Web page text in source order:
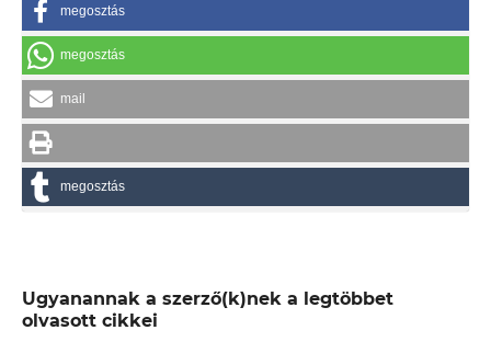
megosztás
megosztás
mail
megosztás
Ugyanannak a szerző(k)nek a legtöbbet
olvasott cikkei